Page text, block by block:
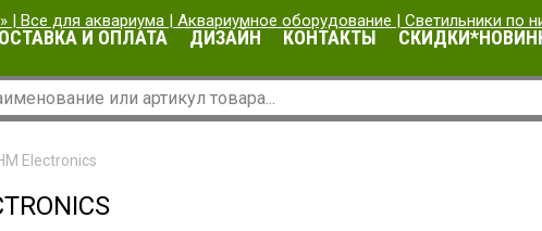
И ОПЛАТА ДИЗАЙН КОНТАКТЫ
Electronics